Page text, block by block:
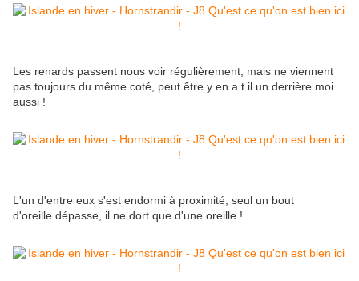
Les renards passent nous voir régulièrement, mais ne viennent
pas toujours du même coté, peut être y en a t il un derrière moi
aussi !
L'un d'entre eux s'est endormi à proximité, seul un bout
d'oreille dépasse, il ne dort que d'une oreille !